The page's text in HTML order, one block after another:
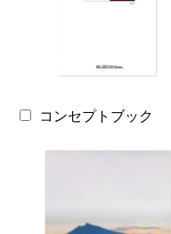
コンセプトブック